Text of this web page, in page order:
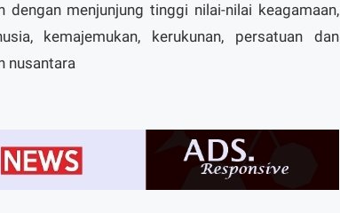
dengan menjunjung tinggi nilai-nilai keagamaan,
kemajemukan, kerukunan, persatuan dan
nusantara